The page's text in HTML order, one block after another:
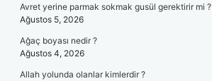
Avret yerine parmak sokmak gusül gerektirir mi ?
Ağustos 5, 2026
Ağaç boyası nedir ?
Ağustos 4, 2026
Allah yolunda olanlar kimlerdir ?